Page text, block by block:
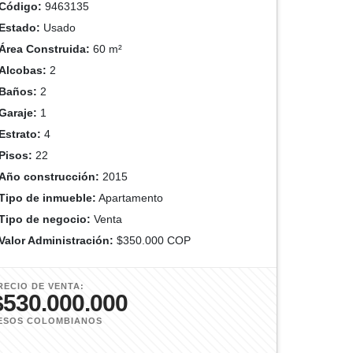
9463135
Usado
Construida: 60 m²
2
2
1
4
22
construcción: 2015
de inmueble: Apartamento
de negocio: Venta
Administración: $350.000 COP
DE VENTA:
COLOMBIANOS